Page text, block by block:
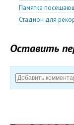
Памятка
Стадион для
Оставить